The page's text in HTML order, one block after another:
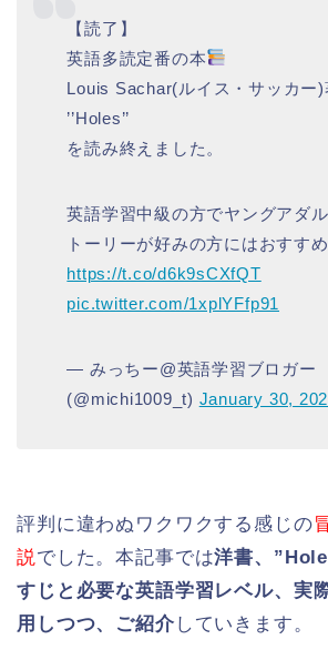
【読了】
英語多読定番の本
Louis Sachar(ルイス・サッカー)
’’Holes’’
を読み終えました。
英語学習中級の方でヤングアダ
トーリーが好みの方にはおすす
https://t.co/d6k9sCXfQT
pic.twitter.com/1xplYFfp91
— みっちー@英語学習ブロガー
(@michi1009_t) January 30,
評判に違わぬワクワクする感じの
説 でした。本記事では洋書、
すじと必要な英語学習レベル、実
用しつつ、ご紹介 していきます。